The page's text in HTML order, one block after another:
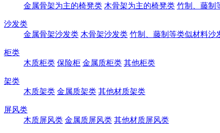
金属骨架为主的椅凳类 木骨架为主的椅凳类 竹制、藤制
沙发类
金属骨架沙发类 木骨架沙发类 竹制、藤制等类似材料沙
柜类
木质柜类 保险柜 金属质柜类 其他柜类
架类
木质架类 金属质架类 其他材质架类
屏风类
木质屏风类 金属质屏风类 其他材质屏风类